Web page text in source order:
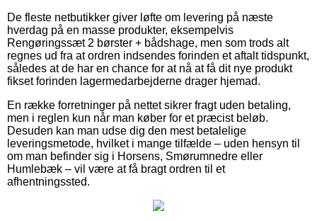
De fleste netbutikker giver løfte om levering på næste
hverdag på en masse produkter, eksempelvis
Rengøringssæt 2 børster + bådshage, men som trods alt
regnes ud fra at ordren indsendes forinden et aftalt tidspunkt,
således at de har en chance for at nå at få dit nye produkt
fikset forinden lagermedarbejderne drager hjemad.
En række forretninger på nettet sikrer fragt uden betaling,
men i reglen kun når man køber for et præcist beløb.
Desuden kan man udse dig den mest betalelige
leveringsmetode, hvilket i mange tilfælde – uden hensyn til
om man befinder sig i Horsens, Smørumnedre eller
Humlebæk – vil være at få bragt ordren til et
afhentningssted.